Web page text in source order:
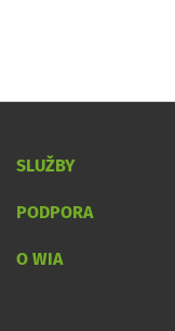
SLUŽBY
PODPORA
O WIA